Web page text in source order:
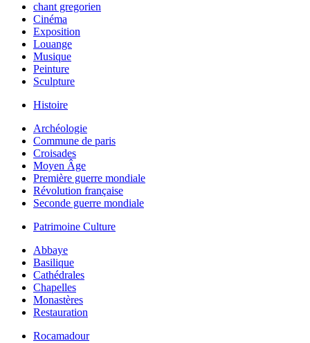
chant gregorien
Cinéma
Exposition
Louange
Musique
Peinture
Sculpture
Histoire
Archéologie
Commune de paris
Croisades
Moyen Âge
Première guerre mondiale
Révolution française
Seconde guerre mondiale
Patrimoine Culture
Abbaye
Basilique
Cathédrales
Chapelles
Monastères
Restauration
Rocamadour